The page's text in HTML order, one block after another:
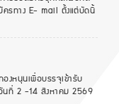
รทาง E- mail ตั้งแต่บัดนี้
งหนุนเพื่อบรรจุเข้ารับ
นที่ 2 -14 สิงหาคม 2569